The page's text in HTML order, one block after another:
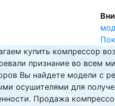
купить компрессор
признание во всем
Вы найдете модели с
осушителями для
Продажа